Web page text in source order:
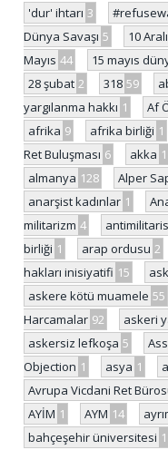
'dur' ihtarı 3
Dünya Savaşı 5 10
Mayıs 44 15 mayıs
28 şubat 2 318 59
yargılanma hakkı 1 Af
afrika 9 afrika birliği 1
Ret Buluşması 6 akka 1
almanya 128 Alper
anarşist kadınlar 1
militarizm 4
birliği 1 arap ordusu 2
hakları inisiyatifi 15
askere kötü muamele 55
Harcamalar 92 askeri
askersiz lefkoşa 5
Objection 1 asya 1
Avrupa Vicdani Ret
AYİM 1 AYM 14
bahçeşehir üniversitesi 1